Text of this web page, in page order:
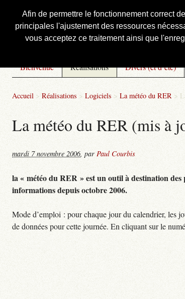
Afin de permettre le fonctionnement correct
principales l'ajustement des ressources
vous acceptez ce traitement ainsi que
Courbis, « LE » Blog
Bienvenue Réalisations Divers (et d’été)
Accueil > Réalisations > Logiciels > La météo du RER >
La météo du RER (mis à
mardi 7 novembre 2006, par Paul Courbis
la « météo du RER » est un outil à destination
informations depuis octobre 2006.
Mode d’emploi : pour chaque jour du calendrier, les
de données pour cette journée. En cliquant sur le